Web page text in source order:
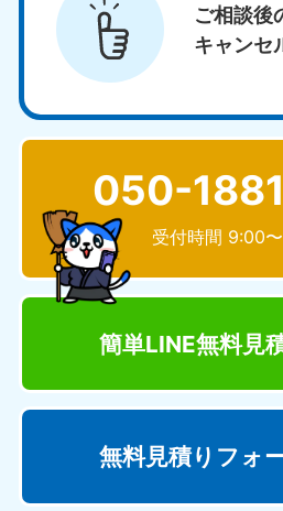
ご相談後
キャンセ
050-
受付時間 9:00
簡単LINE無料見
無料見積りフォ